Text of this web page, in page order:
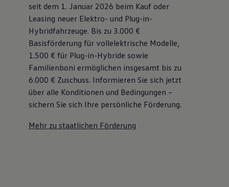
seit dem 1. Januar 2026 beim Kauf oder
Leasing neuer Elektro- und Plug-in-
Hybridfahrzeuge. Bis zu 3.000 €
Basisförderung für vollelektrische Modelle,
1.500 € für Plug-in-Hybride sowie
Familienboni ermöglichen insgesamt bis zu
6.000 € Zuschuss⁠. Informieren Sie sich jetzt
über alle Konditionen und Bedingungen –
sichern Sie sich Ihre persönliche Förderung.
Mehr zu staatlichen Förderung